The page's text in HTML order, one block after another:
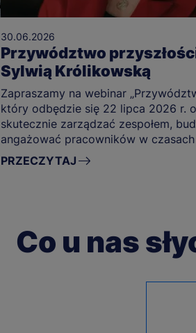
30.06.2026
Przywództwo
Sylwią Królikowską
Zapraszamy na webinar
który odbędzie się 22 lipca 2026 r.
skutecznie zarządzać zespołem,
angażować pracowników w czasach
PRZECZYTAJ
Co u nas